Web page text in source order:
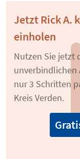
Jetzt Rick A.
einholen
Nutzen Sie jetzt
unverbindlichen
nur 3 Schritten
Kreis Verden.